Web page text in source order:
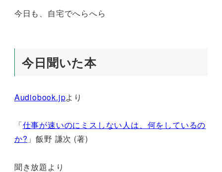
今日も、自宅でへらへら
今日聞いた本
Audiobook.jpより
「仕事が速いのにミスしない人は、何をしているの
か? 」飯野 謙次 (著)
聞き放題より